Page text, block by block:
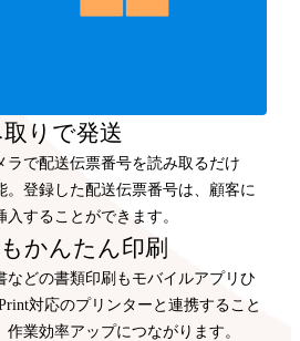
りで発送
ラで配送伝票番号を読み取るだけ
。登録した配送伝票番号は、顧客に
することができます。
かんたん印刷
などの書類印刷もモバイルアプリひ
対応のプリンターと連携すること
業効率アップにつながります。